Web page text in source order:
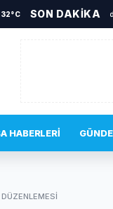
32°C SON DAKİKA
acil servisinde
HABERLERI
DÜZENLEMESI